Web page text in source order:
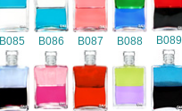
B085 B086 B087 B088 B089